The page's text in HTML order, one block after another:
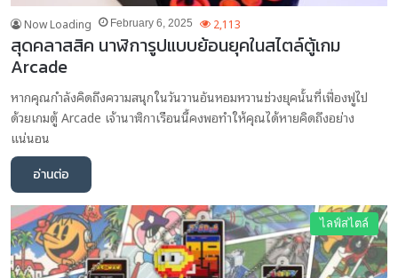
Now Loading February 6, 2025 2,113
สุดคลาสสิค นาฬิการูปแบบย้อนยุคในสไตล์ตู้เกม
Arcade
หากคุณกำลังคิดถึงความสนุกในวันวานอันหอมหวานช่วงยุคนั้นที่เฟื่องฟูไป
ด้วยเกมตู้ Arcade เจ้านาฬิกาเรือนนี้คงพอทำให้คุณได้หายคิดถึงอย่าง
แน่นอน
อ่านต่อ
ไลฟ์สไตล์